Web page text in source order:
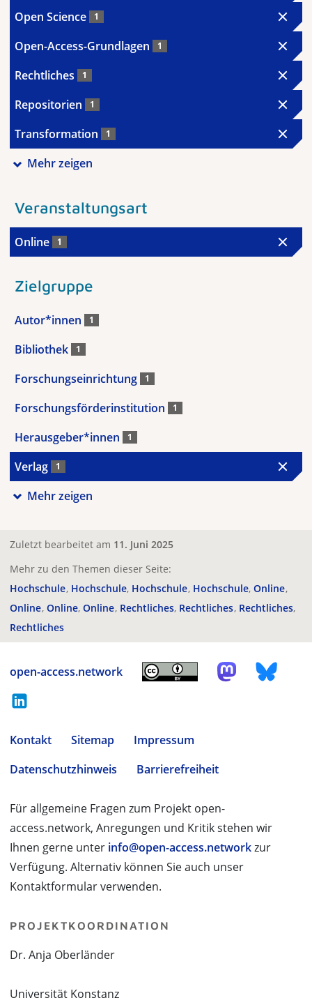
Open Science 1
Open-Access-Grundlagen 1
Rechtliches 1
Repositorien 1
Transformation 1
Mehr zeigen
Veranstaltungsart
Online 1
Zielgruppe
Autor*innen 1
Bibliothek 1
Forschungseinrichtung 1
Forschungsförderinstitution 1
Herausgeber*innen 1
Verlag 1
Mehr zeigen
Zuletzt bearbeitet am 11. Juni 2025
Mehr zu den Themen dieser Seite:
Hochschule Hochschule Hochschule Hochschule Online
Online Online Online Rechtliches Rechtliches Rechtliches
Rechtliches
open-access.network
Kontakt Sitemap
Impressum
Datenschutzhinweis
Barrierefreiheit
Für allgemeine Fragen zum Projekt open-
access.network, Anregungen und Kritik stehen wir
Ihnen gerne unter info@open-access.networkzur
Verfügung. Alternativ können Sie auch unser
Kontaktformular verwenden.
PROJEKTKOORDINATION
Dr. Anja Oberländer
Universität Konstanz